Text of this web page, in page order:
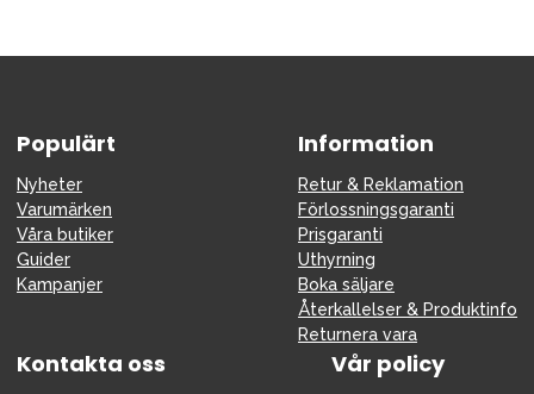
Populärt
Nyheter
Varumärken
Våra butiker
Guider
Kampanjer
Information
Retur & Reklamation
Förlossningsgaranti
Prisgaranti
Uthyrning
Boka säljare
Återkallelser & Produktinfo
Returnera vara
Kontakta oss Vår policy